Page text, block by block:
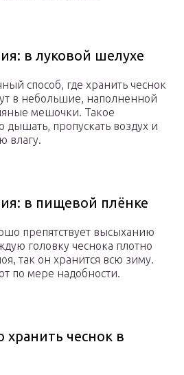
в луковой шелухе
способ, где хранить чеснок
в небольшие, наполненной
мешочки. Такое
дышать, пропускать воздух и
влагу.
в пищевой плёнке
препятствует высыханию
головку чеснока плотно
так он хранится всю зиму.
по мере надобности.
хранить чеснок в